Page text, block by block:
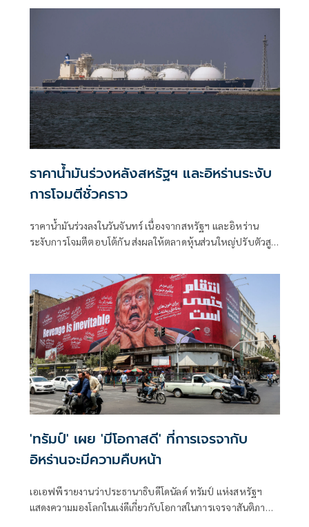
เยื้อมาหลายเดือนโดยเร็ว
ราคาน้ำมันร่วงหลังสหรัฐฯ และอิหร่านระงับ
การโจมตีชั่วคราว
ราคาน้ำมันร่วงลงในวันจันทร์ เนื่องจากสหรัฐฯ และอิหร่าน
ระงับการโจมตีตอบโต้กัน ส่งผลให้ตลาดหุ้นส่วนใหญ่ปรับตัวสูง
และการตัดสินใจของธนาคารกลางต่างๆ
'ทรัมป์' เผย 'มีโอกาสดี' ที่การเจรจากับ
อิหร่านจะมีความคืบหน้า
เอเอฟพีรายงานว่าประธานาธิบดีโดนัลด์ ทรัมป์ แห่งสหรัฐฯ
แสดงความมองโลกในแง่ดีเกี่ยวกับโอกาสในการเจรจาสันติภาพ